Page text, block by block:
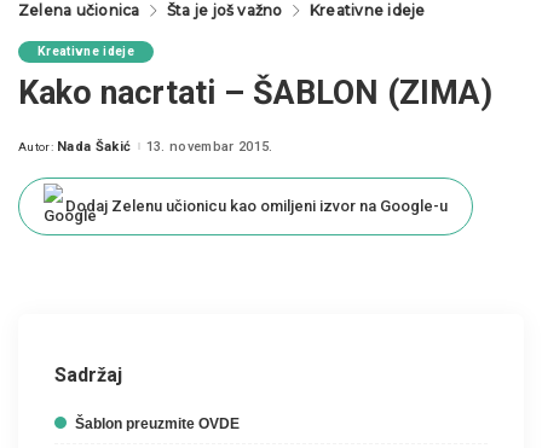
Zelena učionica Šta je još važno Kreativne ideje
Kreativne ideje
Kako nacrtati – ŠABLON (ZIMA)
Posted
Autor: Nada Šakić 13. novembar 2015.
Dodaj Zelenu učionicu kao omiljeni izvor na Google-u
Sadržaj
Šablon preuzmite OVDE